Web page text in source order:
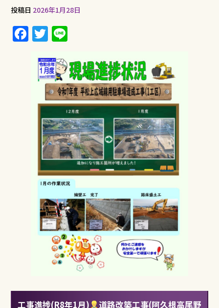
投稿日 2026年1月28日
F
a
e
T
w
it
te
r
e
工事進捗(R8年1月) 道路改築工事(阿久根高尾野